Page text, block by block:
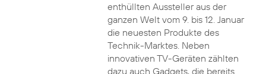
enthüllten Aussteller aus der
ganzen Welt vom 9. bis 12. Januar
die neuesten Produkte des
Technik-Marktes. Neben
innovativen TV-Geräten zählten
dazu auch Gadgets, die bereits